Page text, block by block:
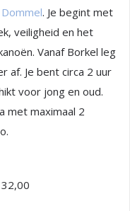
. Je begint met
veiligheid en het
Vanaf Borkel leg
af. Je bent circa 2 uur
voor jong en oud.
met maximaal 2